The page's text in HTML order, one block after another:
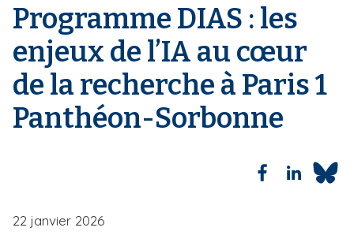
i
a
n
Programme DIAS : les
enjeux de l’IA au cœur
de la recherche à Paris 1
Panthéon-Sorbonne
22 janvier 2026